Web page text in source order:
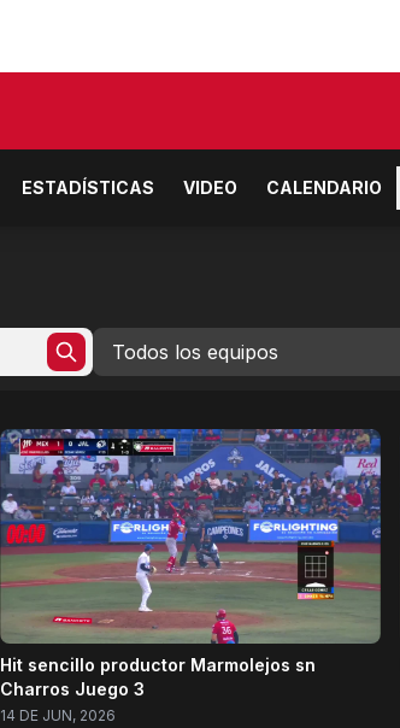
ESTADÍSTICAS VIDEO CALENDARIO
Hit sencillo productor Marmolejos sn
Charros Juego 3
14 DE JUN, 2026